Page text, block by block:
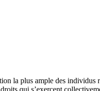
la plus ample des individus
qui s’exercent